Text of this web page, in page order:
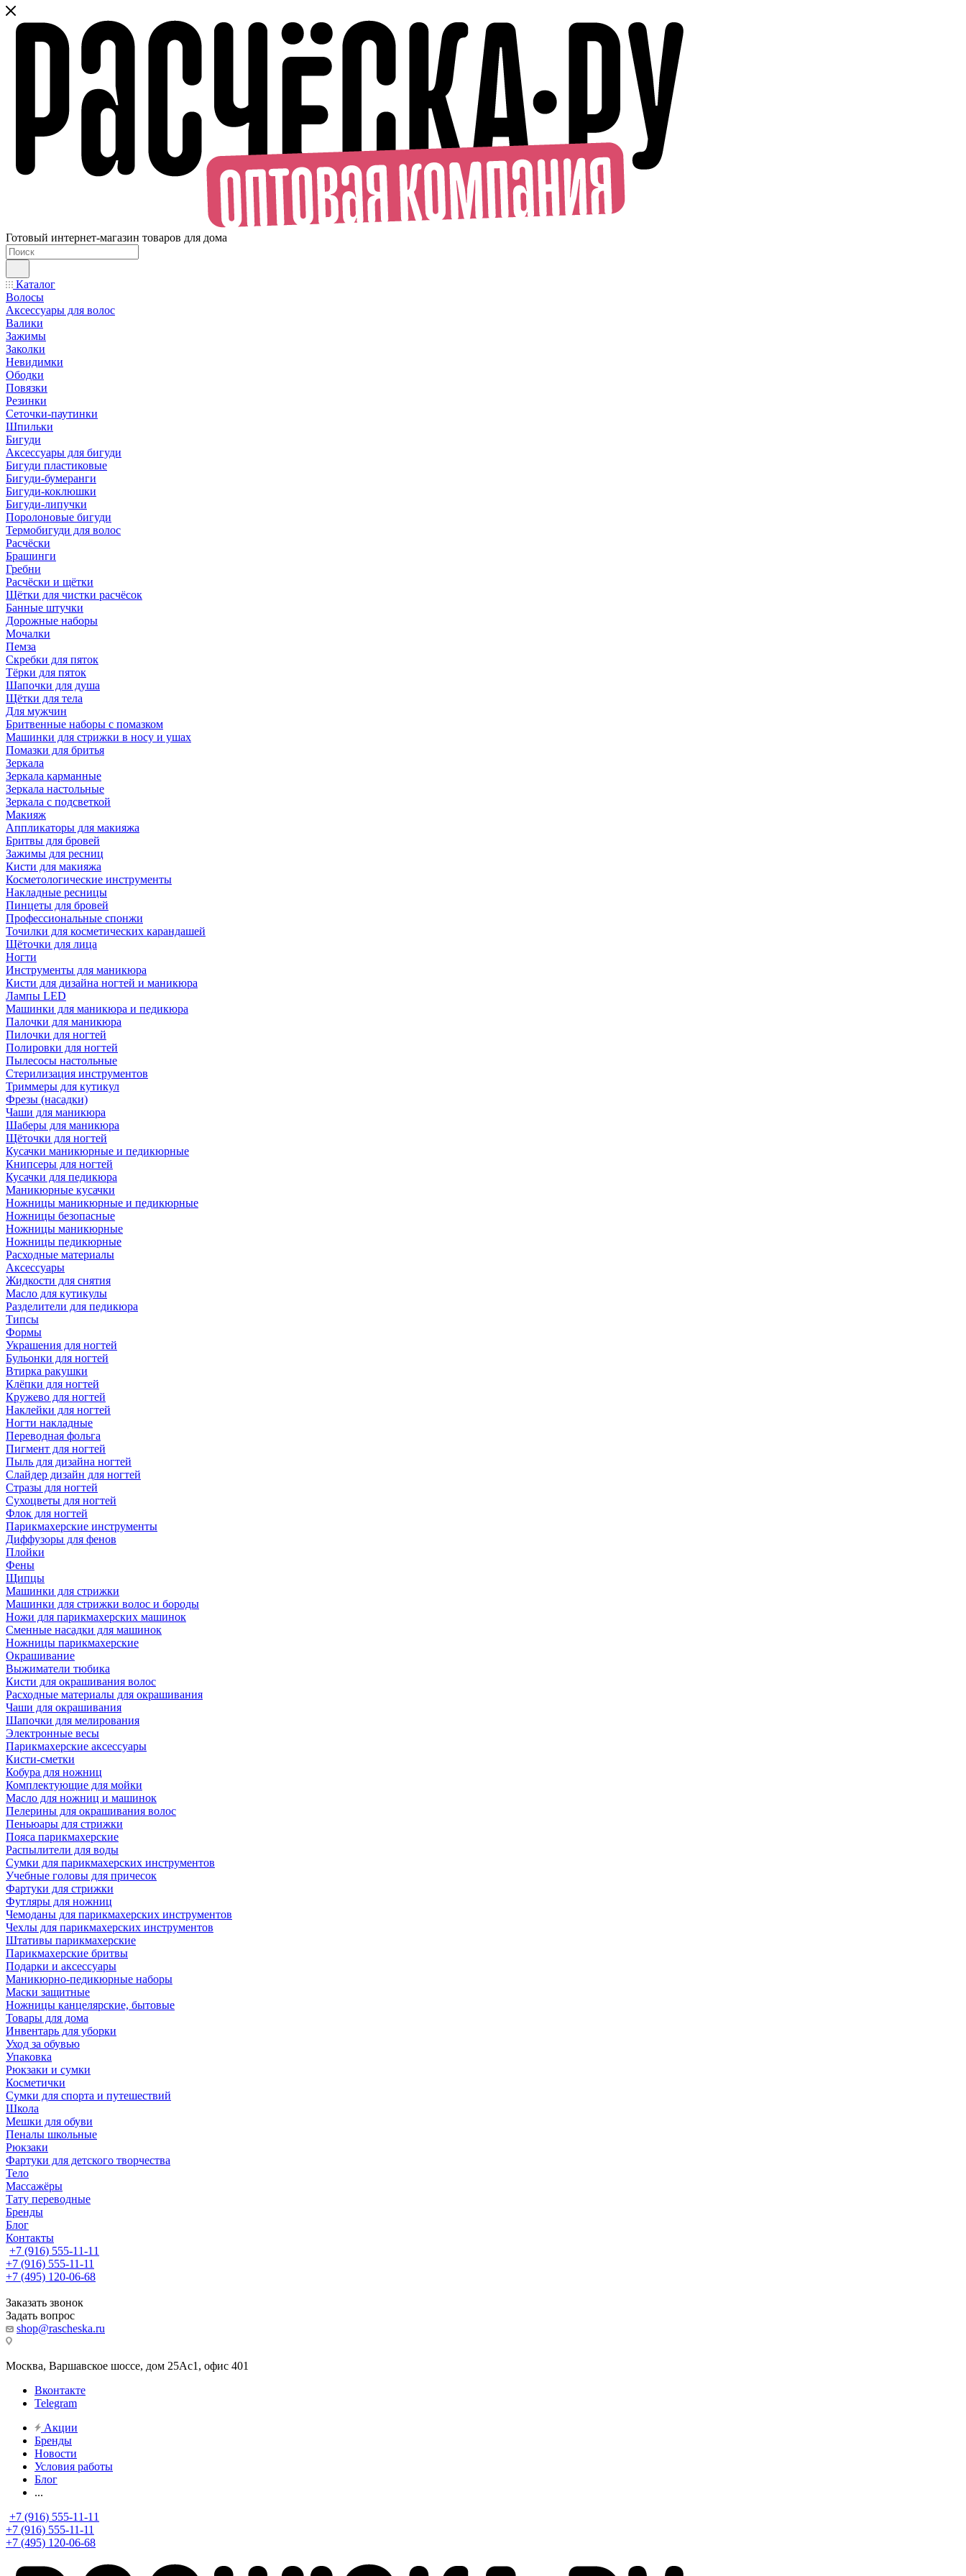
Готовый интернет-магазин товаров для дома
Каталог
Волосы
Аксессуары для волос
Валики
Зажимы
Заколки
Невидимки
Ободки
Повязки
Резинки
Сеточки-паутинки
Шпильки
Бигуди
Аксессуары для бигуди
Бигуди пластиковые
Бигуди-бумеранги
Бигуди-коклюшки
Бигуди-липучки
Поролоновые бигуди
Термобигуди для волос
Расчёски
Брашинги
Гребни
Расчёски и щётки
Щётки для чистки расчёсок
Банные штучки
Дорожные наборы
Мочалки
Пемза
Скребки для пяток
Тёрки для пяток
Шапочки для душа
Щётки для тела
Для мужчин
Бритвенные наборы с помазком
Машинки для стрижки в носу и ушах
Помазки для бритья
Зеркала
Зеркала карманные
Зеркала настольные
Зеркала с подсветкой
Макияж
Аппликаторы для макияжа
Бритвы для бровей
Зажимы для ресниц
Кисти для макияжа
Косметологические инструменты
Накладные ресницы
Пинцеты для бровей
Профессиональные спонжи
Точилки для косметических карандашей
Щёточки для лица
Ногти
Инструменты для маникюра
Кисти для дизайна ногтей и маникюра
Лампы LED
Машинки для маникюра и педикюра
Палочки для маникюра
Пилочки для ногтей
Полировки для ногтей
Пылесосы настольные
Стерилизация инструментов
Триммеры для кутикул
Фрезы (насадки)
Чаши для маникюра
Шаберы для маникюра
Щёточки для ногтей
Кусачки маникюрные и педикюрные
Книпсеры для ногтей
Кусачки для педикюра
Маникюрные кусачки
Ножницы маникюрные и педикюрные
Ножницы безопасные
Ножницы маникюрные
Ножницы педикюрные
Расходные материалы
Аксессуары
Жидкости для снятия
Масло для кутикулы
Разделители для педикюра
Типсы
Формы
Украшения для ногтей
Бульонки для ногтей
Втирка ракушки
Клёпки для ногтей
Кружево для ногтей
Наклейки для ногтей
Ногти накладные
Переводная фольга
Пигмент для ногтей
Пыль для дизайна ногтей
Слайдер дизайн для ногтей
Стразы для ногтей
Сухоцветы для ногтей
Флок для ногтей
Парикмахерские инструменты
Диффузоры для фенов
Плойки
Фены
Щипцы
Машинки для стрижки
Машинки для стрижки волос и бороды
Ножи для парикмахерских машинок
Сменные насадки для машинок
Ножницы парикмахерские
Окрашивание
Выжиматели тюбика
Кисти для окрашивания волос
Расходные материалы для окрашивания
Чаши для окрашивания
Шапочки для мелирования
Электронные весы
Парикмахерские аксессуары
Кисти-сметки
Кобура для ножниц
Комплектующие для мойки
Масло для ножниц и машинок
Пелерины для окрашивания волос
Пеньюары для стрижки
Пояса парикмахерские
Распылители для воды
Сумки для парикмахерских инструментов
Учебные головы для причесок
Фартуки для стрижки
Футляры для ножниц
Чемоданы для парикмахерских инструментов
Чехлы для парикмахерских инструментов
Штативы парикмахерские
Парикмахерские бритвы
Подарки и аксессуары
Маникюрно-педикюрные наборы
Маски защитные
Ножницы канцелярские, бытовые
Товары для дома
Инвентарь для уборки
Уход за обувью
Упаковка
Рюкзаки и сумки
Косметички
Сумки для спорта и путешествий
Школа
Мешки для обуви
Пеналы школьные
Рюкзаки
Фартуки для детского творчества
Тело
Массажёры
Тату переводные
Бренды
Блог
Контакты
+7 (916) 555-11-11
+7 (916) 555-11-11
+7 (495) 120-06-68
Заказать звонок
Задать вопрос
shop@rascheska.ru
Москва, Варшавское шоссе, дом 25Аc1, офис 401
Вконтакте
Telegram
Акции
Бренды
Новости
Условия работы
Блог
...
+7 (916) 555-11-11
+7 (916) 555-11-11
+7 (495) 120-06-68